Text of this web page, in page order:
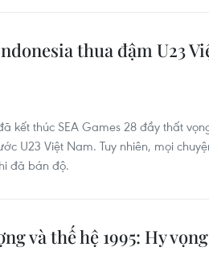
thua đậm U23
kết thúc SEA Games 28 đầy thất
U23 Việt Nam. Tuy nhiên, mọi
đã bán độ.
và thế hệ 1995: Hy